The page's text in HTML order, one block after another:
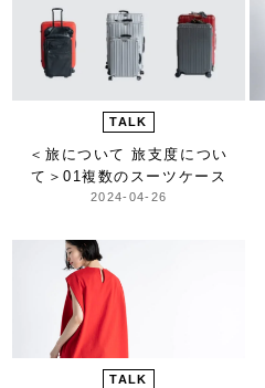
TALK
＜旅について 旅支度につい
て＞01複数のスーツケース
2024-04-26
TALK